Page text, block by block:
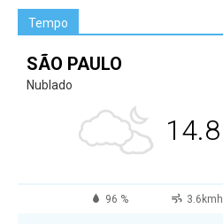
Tempo
SÃO PAULO
Nublado
14.8
96 % 3.6kmh